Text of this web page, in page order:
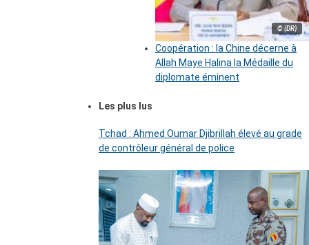
© (DR)
Coopération : la Chine décerne à
Allah Maye Halina la Médaille du
diplomate éminent
Les plus lus
Tchad : Ahmed Oumar Djibrillah élevé au grade
de contrôleur général de police